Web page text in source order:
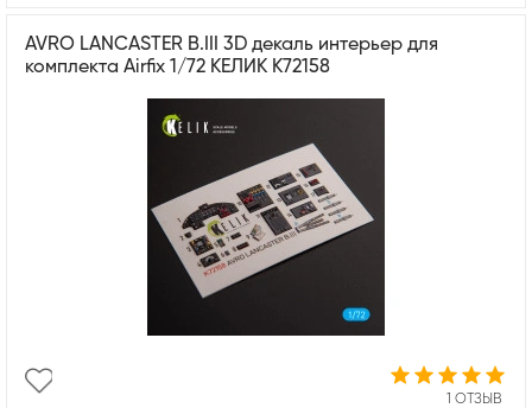
AVRO LANCASTER B.III 3D декаль интерьер для
комплекта Airfix 1/72 КЕЛИК K72158
1 ОТЗЫВ